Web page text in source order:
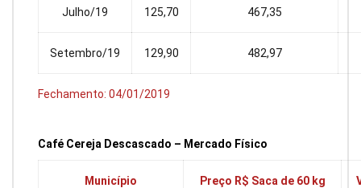
Julho/19 125,70 467,35
Setembro/19 129,90 482,97
Fechamento: 04/01/2019
Café Cereja Descascado – Mercado Físico
Município Preço R$ Saca de 60 kg